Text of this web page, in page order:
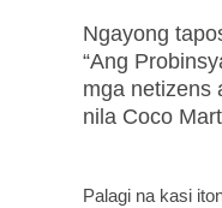
Ngayong
“Ang
mga netizens
nila Coco
Palagi na kasi